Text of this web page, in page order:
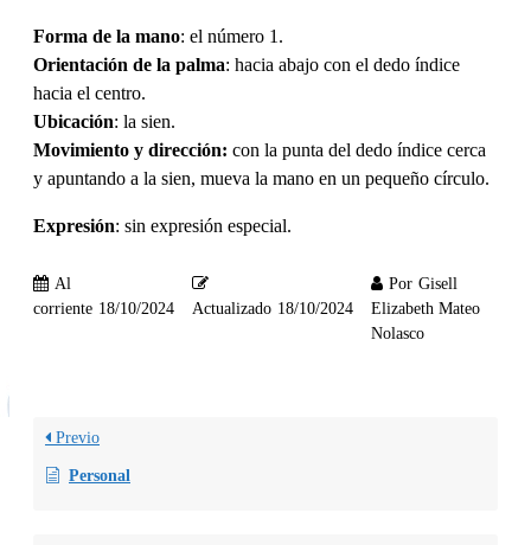
Forma de la mano: el número 1.
Orientación de la palma: hacia abajo con el dedo índice
hacia el centro.
Ubicación: la sien.
Movimiento y dirección: con la punta del dedo índice cerca
y apuntando a la sien, mueva la mano en un pequeño círculo.
Expresión: sin expresión especial.
Al
corriente 18/10/2024 Actualizado 18/10/2024
Por Gisell
Elizabeth Mateo
Nolasco
Previo
Personal